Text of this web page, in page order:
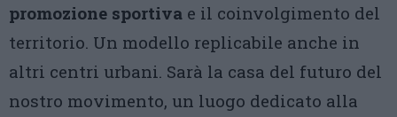
promozione sportiva e il coinvolgimento del
territorio. Un modello replicabile anche in
altri centri urbani. Sarà la casa del futuro del
nostro movimento, un luogo dedicato alla